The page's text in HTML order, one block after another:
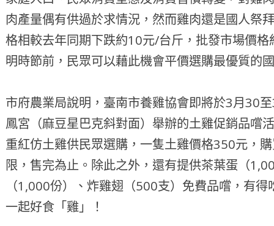
肉產量偶有供過於求情況，然而雞肉還是國人祭
格相較去年同期下跌約10元/台斤，批發市場價
明時節前，民眾可以藉此機會平價選購最優質的
市府農業局說明，臺南市養雞協會即將於3月30
鳳宮（麻豆星巴克斜對面）舉辦的土雞促銷品嚐
重紅仿土雞供民眾選購，一隻土雞價格350元，
限，售完為止。除此之外，還有提供茶葉蛋（
（1,000份）、炸雞翅（500支）免費品嚐，有
一起好食「雞」！